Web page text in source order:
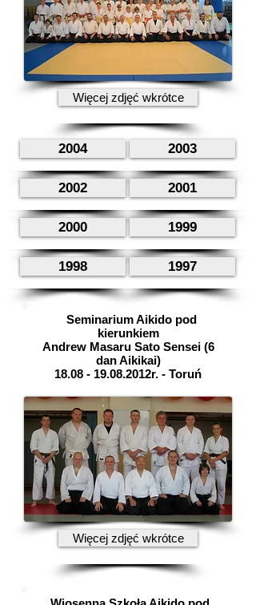
Więcej zdjęć wkrótce
2004 2003
2002 2001
2000 1999
1998 1997
Seminarium Aikido pod
kierunkiem
Andrew Masaru Sato Sensei (6
dan Aikikai)
18.08 - 19.08.2012r. - Toruń
Więcej zdjęć wkrótce